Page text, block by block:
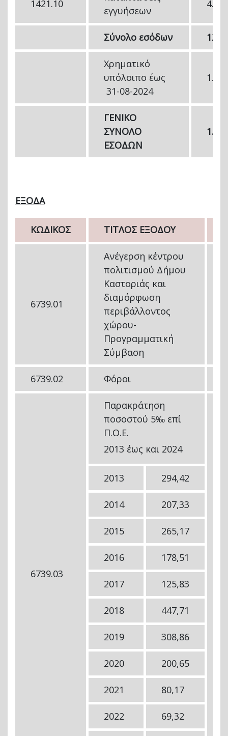
1421.10
εγγυήσεων
Σύνολο εσόδων
Χρηματικό
υπόλοιπο έως
31-08-2024
ΓΕΝΙΚΟ
ΣΥΝΟΛΟ
ΕΣΟΔΩΝ
ΕΞΟΔΑ
ΚΩΔΙΚΟΣ ΤΙΤΛΟΣ ΕΞΟΔΟΥ
6739.01
Ανέγερση κέντρου
πολιτισμού Δήμου
Καστοριάς και
διαμόρφωση
περιβάλλοντος
χώρου-
Προγραμματική
Σύμβαση
6739.02 Φόροι
6739.03
Παρακράτηση
ποσοστού 5‰ επί
Π.Ο.Ε.
2013 έως και 2024
2013 294,42
2014 207,33
2015 265,17
2016 178,51
2017 125,83
2018 447,71
2019 308,86
2020 200,65
2021 80,17
2022 69,32